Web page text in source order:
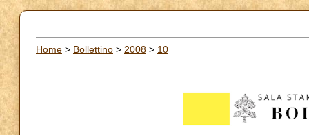
Home > Bollettino > 2008 > 10